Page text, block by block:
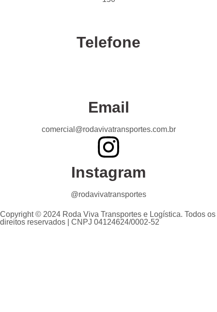
Telefone
Email
comercial@rodavivatransportes.com.br
Instagram
@rodavivatransportes
Copyright © 2024 Roda Viva Transportes e Logística. Todos os
direitos reservados | CNPJ 04124624/0002-52